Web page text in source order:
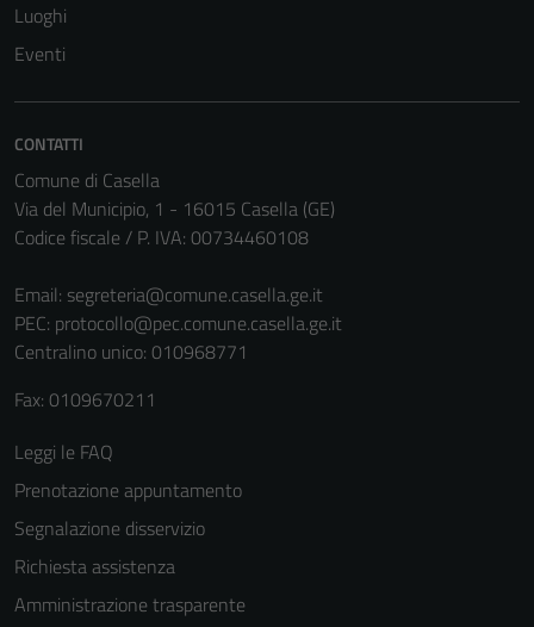
Luoghi
Eventi
CONTATTI
Comune di Casella
Via del Municipio, 1 - 16015 Casella (GE)
Codice fiscale / P. IVA: 00734460108
Email: segreteria@comune.casella.ge.it
PEC: protocollo@pec.comune.casella.ge.it
Centralino unico: 010968771
Fax: 0109670211
Leggi le FAQ
Prenotazione appuntamento
Segnalazione disservizio
Richiesta assistenza
Amministrazione trasparente